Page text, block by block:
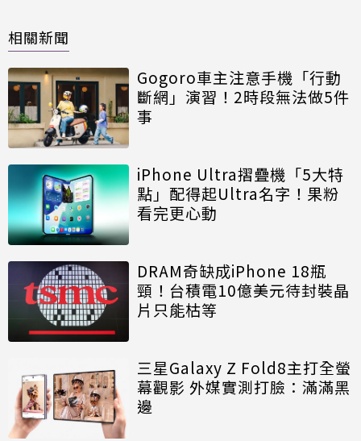
相關新聞
Gogoro車主注意手機「行動
斷網」演習！2時段無法做5件
事
iPhone Ultra摺疊機「5大特
點」配得起Ultra名字！果粉
看完更心動
DRAM奇缺成iPhone 18瓶
頸！台積電10億美元待封裝晶
片只能枯等
三星Galaxy Z Fold8主打全螢
幕觀影 外媒實測打臉：滿滿黑
邊